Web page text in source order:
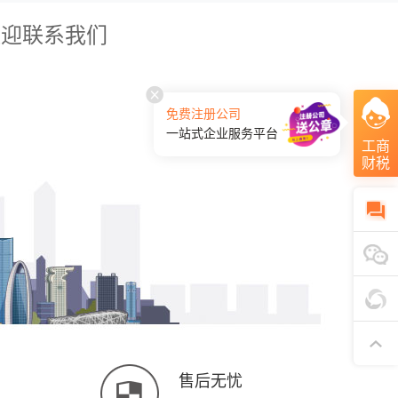
联系我们
售后无忧
工商
财税
免费注册公司
一站式企业服务平台